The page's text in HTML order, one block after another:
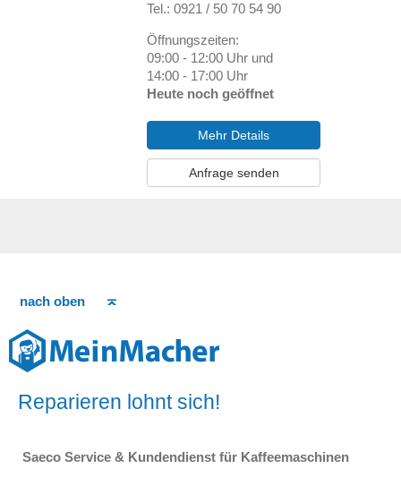
Tel.: 0921 / 50 70 54 90
Öffnungszeiten:
09:00 - 12:00 Uhr und
14:00 - 17:00 Uhr
Heute noch geöffnet
Mehr Details
Anfrage senden
nach oben
Reparieren lohnt sich!
Saeco Service & Kundendienst für Kaffeemaschinen